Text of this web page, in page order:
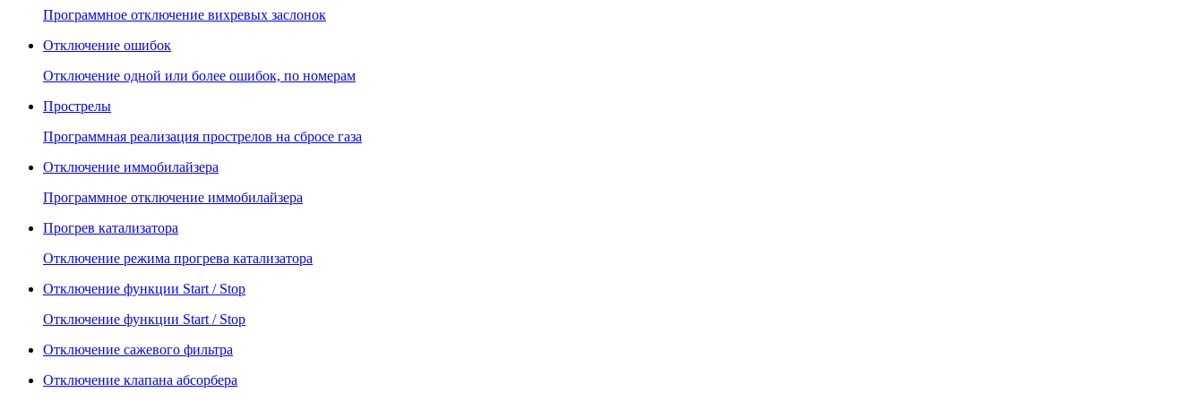
Программное отключение вихревых заслонок
Отключение ошибок
Отключение одной или более ошибок, по номерам
Прострелы
Программная реализация прострелов на сбросе газа
Отключение иммобилайзера
Программное отключение иммобилайзера
Прогрев катализатора
Отключение режима прогрева катализатора
Отключение функции Start / Stop
Отключение функции Start / Stop
Отключение сажевого фильтра
Отключение клапана абсорбера